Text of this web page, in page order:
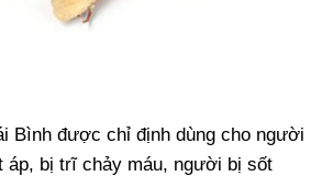
Bình được chỉ định dùng cho người
áp, bị trĩ chảy máu, người bị sốt